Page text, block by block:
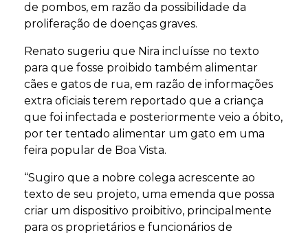
de pombos, em razão da possibilidade da
proliferação de doenças graves.
Renato sugeriu que Nira incluísse no texto
para que fosse proibido também alimentar
cães e gatos de rua, em razão de informações
extra oficiais terem reportado que a criança
que foi infectada e posteriormente veio a óbito,
por ter tentado alimentar um gato em uma
feira popular de Boa Vista.
“Sugiro que a nobre colega acrescente ao
texto de seu projeto, uma emenda que possa
criar um dispositivo proibitivo, principalmente
para os proprietários e funcionários de